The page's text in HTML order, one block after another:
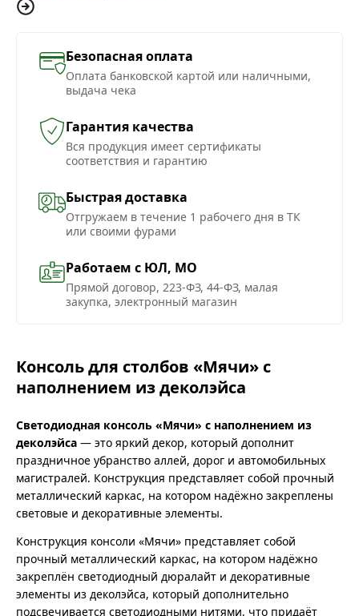
Безопасная оплата
Оплата банковской картой или наличными,
выдача чека
Гарантия качества
Вся продукция имеет сертификаты
соответствия и гарантию
Быстрая доставка
Отгружаем в течение 1 рабочего дня в ТК
или своими фурами
Работаем с ЮЛ, МО
Прямой договор, 223-ФЗ, 44-ФЗ, малая
закупка, электронный магазин
Консоль для столбов «Мячи» с
наполнением из деколэйса
Светодиодная консоль «Мячи» с наполнением из
деколэйса — это яркий декор, который дополнит
праздничное убранство аллей, дорог и автомобильных
магистралей. Конструкция представляет собой прочный
металлический каркас, на котором надёжно закреплены
световые и декоративные элементы.
Конструкция консоли «Мячи» представляет собой
прочный металлический каркас, на котором надёжно
закреплён светодиодный дюралайт и декоративные
элементы из деколэйса, который дополнительно
подсвечивается светодиодными нитями, что придаёт